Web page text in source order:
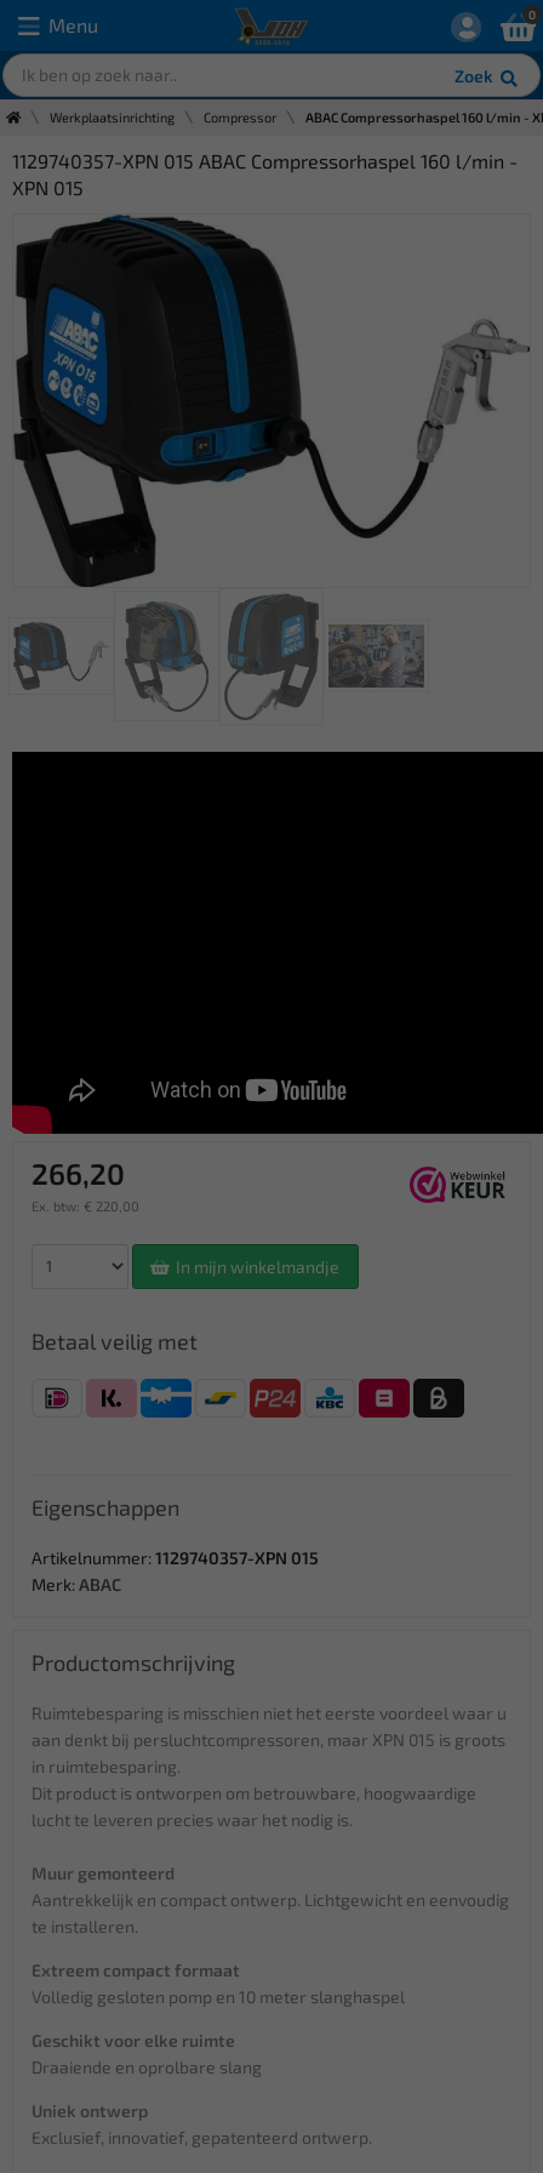
Menu
Zoek
0
Werkplaatsinrichting Compressor ABAC Compressorhaspel 160 l/min -
1129740357-XPN 015 ABAC Compressorhaspel 160 l/min -
XPN 015
266,20
Ex. btw: € 220,00
In mijn winkelmandje
Betaal veilig met
Eigenschappen
Artikelnummer: 1129740357-XPN 015
Merk: ABAC
Productomschrijving
Ruimtebesparing is misschien niet het eerste voordeel waar u
aan denkt bij persluchtcompressoren, maar XPN 015 is groots
in ruimtebesparing.
Dit product is ontworpen om betrouwbare, hoogwaardige
lucht te leveren precies waar het nodig is.
Muur gemonteerd
Aantrekkelijk en compact ontwerp. Lichtgewicht en eenvoudig
te installeren.
Extreem compact formaat
Volledig gesloten pomp en 10 meter slanghaspel
Geschikt voor elke ruimte
Draaiende en oprolbare slang
Uniek ontwerp
Exclusief, innovatief, gepatenteerd ontwerp.